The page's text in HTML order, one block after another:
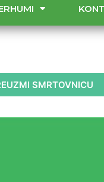
SMRTOVNICU